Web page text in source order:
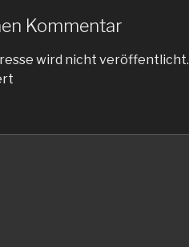
Kommentar
wird nicht veröffentlicht.